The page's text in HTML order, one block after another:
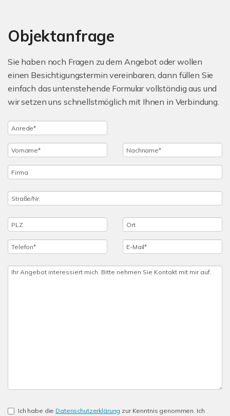
Objektanfrage
Sie haben noch Fragen zu dem Angebot oder wollen
einen Besichtigungstermin vereinbaren, dann füllen Sie
einfach das untenstehende Formular vollständig aus und
wir setzen uns schnellstmöglich mit Ihnen in Verbindung.
Ich habe die Datenschutzerklärung zur Kenntnis genommen. Ich